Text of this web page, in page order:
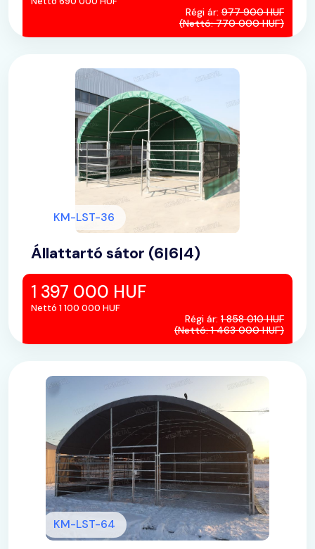
Régi ár: 977 900 HUF
(Nettó: 770 000 HUF)
KM-LST-36
Állattartó sátor (6|6|4)
1 397 000 HUF
Nettó 1 100 000 HUF
Régi ár: 1 858 010 HUF
(Nettó: 1 463 000 HUF)
KM-LST-64